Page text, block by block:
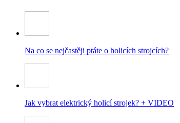
Na co se nejčastěji ptáte o holicích strojcích?
Jak vybrat elektrický holicí strojek? + VIDEO